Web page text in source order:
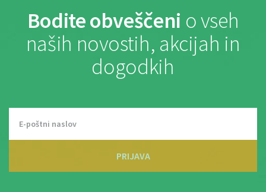
Bodite obveščeni o vseh
naših novostih, akcijah in
dogodkih
PRIJAVA